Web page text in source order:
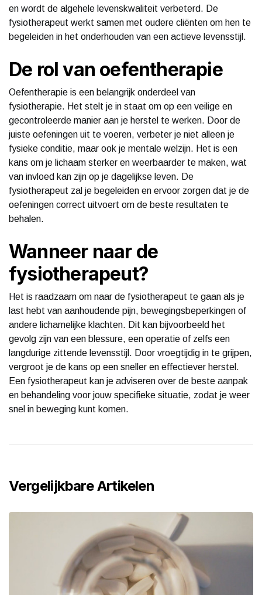
en wordt de algehele levenskwaliteit verbeterd. De
fysiotherapeut werkt samen met oudere cliënten om hen te
begeleiden in het onderhouden van een actieve levensstijl.
De rol van oefentherapie
Oefentherapie is een belangrijk onderdeel van
fysiotherapie. Het stelt je in staat om op een veilige en
gecontroleerde manier aan je herstel te werken. Door de
juiste oefeningen uit te voeren, verbeter je niet alleen je
fysieke conditie, maar ook je mentale welzijn. Het is een
kans om je lichaam sterker en weerbaarder te maken, wat
van invloed kan zijn op je dagelijkse leven. De
fysiotherapeut zal je begeleiden en ervoor zorgen dat je de
oefeningen correct uitvoert om de beste resultaten te
behalen.
Wanneer naar de
fysiotherapeut?
Het is raadzaam om naar de fysiotherapeut te gaan als je
last hebt van aanhoudende pijn, bewegingsbeperkingen of
andere lichamelijke klachten. Dit kan bijvoorbeeld het
gevolg zijn van een blessure, een operatie of zelfs een
langdurige zittende levensstijl. Door vroegtijdig in te grijpen,
vergroot je de kans op een sneller en effectiever herstel.
Een fysiotherapeut kan je adviseren over de beste aanpak
en behandeling voor jouw specifieke situatie, zodat je weer
snel in beweging kunt komen.
Vergelijkbare Artikelen